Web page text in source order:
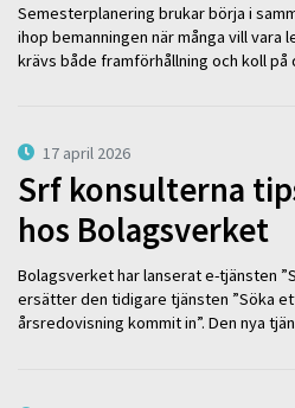
Semesterplanering brukar börja i
ihop bemanningen när många vill vara
krävs både framförhållning och koll
17 april 2026
Srf konsulterna
hos Bolagsverket
Bolagsverket har lanserat e-tjänsten
ersätter den tidigare tjänsten ”Söka
årsredovisning kommit in”. Den nya